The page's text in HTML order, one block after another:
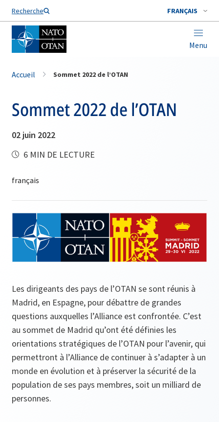
Recherche FRANÇAIS
Menu
Nom de famille*
Accueil Sommet 2022 de l’OTAN
Sommet 2022 de l’OTAN
02 juin 2022
6 MIN DE LECTURE
Les dirigeants des pays de l’OTAN se sont réunis à
Madrid, en Espagne, pour débattre de grandes
questions auxquelles l’Alliance est confrontée. C’est
au sommet de Madrid qu’ont été définies les
orientations stratégiques de l’OTAN pour l’avenir, qui
permettront à l’Alliance de continuer à s’adapter à un
monde en évolution et à préserver la sécurité de la
population de ses pays membres, soit un milliard de
personnes.